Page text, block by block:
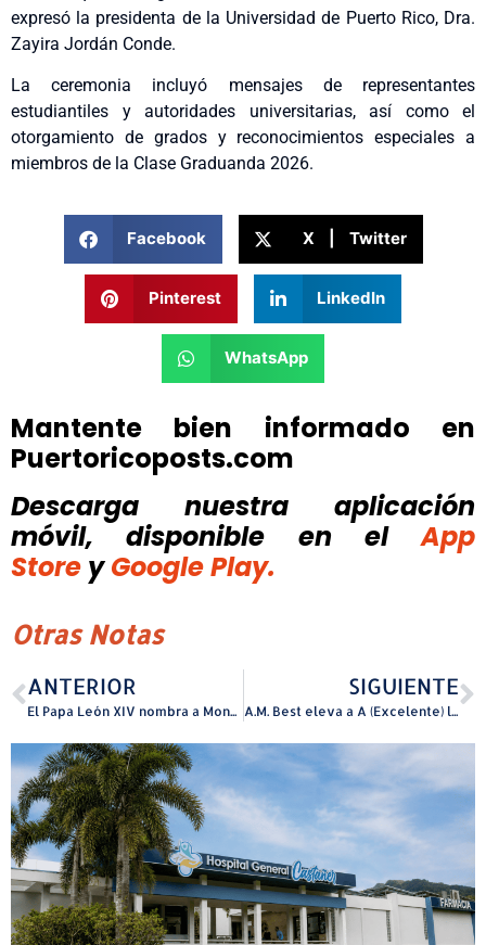
expresó la presidenta de la Universidad de Puerto Rico, Dra.
Zayira Jordán Conde.
La ceremonia incluyó mensajes de representantes
estudiantiles y autoridades universitarias, así como el
otorgamiento de grados y reconocimientos especiales a
miembros de la Clase Graduanda 2026.
Facebook X | Twitter
Pinterest LinkedIn
WhatsApp
Mantente bien informado en
Puertoricoposts.com
Descarga nuestra aplicación
móvil, disponible
en el
App
Store y Google Play.
Otras Notas
ANTERIOR
El Papa León XIV nombra a Mons. Geraldo Ramírez Torres como el noveno Obispo de la Diócesis de Ponce
SIGUIENTE
A.M. Best eleva a A (Excelente) la calificación de fortaleza financiera de la Cooperativa de Seguros Múltiples